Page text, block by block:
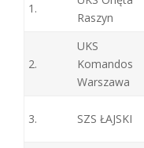
1.
Raszyn
2.
UKS
Komandos
Warszawa
3. SZS ŁAJSKI